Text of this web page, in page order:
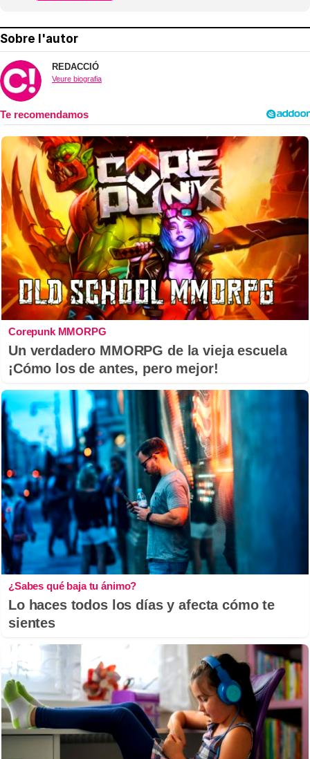
Sobre l'autor
REDACCIÓ
Veure biografia
Corepunk MMORPG
Un verdadero MMORPG de la vieja escuela
¡Cómo los de antes, pero mejor!
¿Sabes qué baja tu ánimo?
Lo haces todos los días y afecta cómo te
sientes